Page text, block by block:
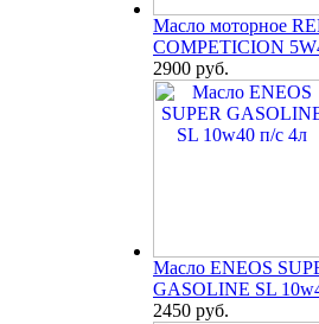
Масло моторное
COMPETICION
2900 руб.
Масло ENEOS
GASOLINE SL
2450 руб.